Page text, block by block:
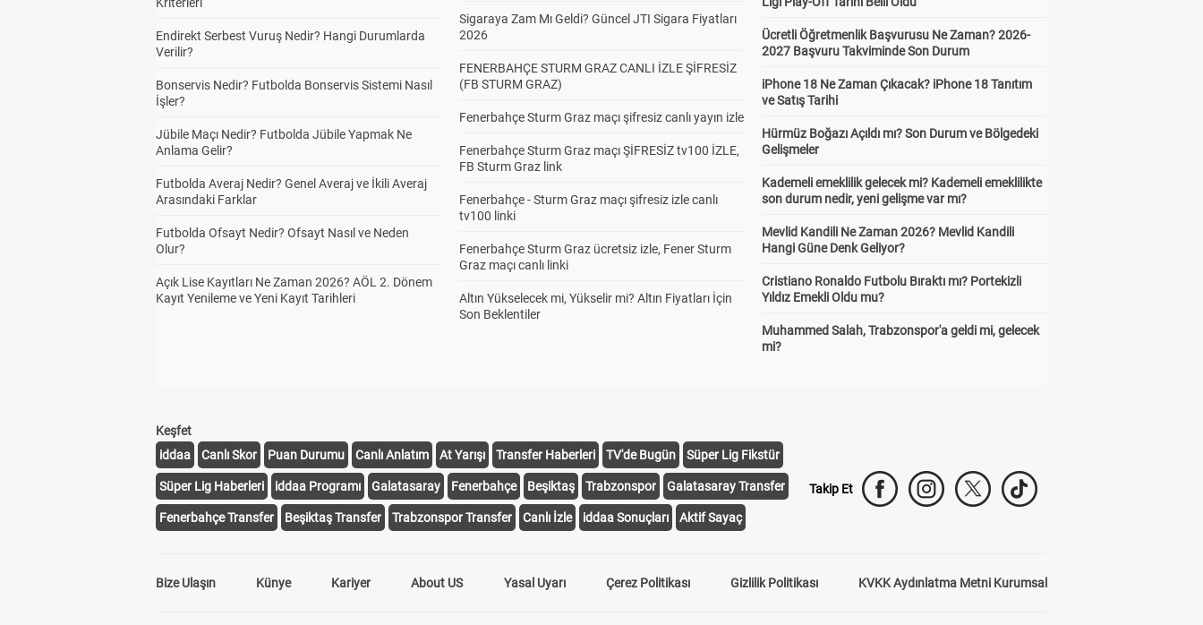
Endirekt Serbest Vuruş Nedir? Hangi Durumlarda
Verilir?
Bonservis Nedir? Futbolda Bonservis Sistemi Nasıl
İşler?
Jübile Maçı Nedir? Futbolda Jübile Yapmak Ne
Anlama Gelir?
Futbolda Averaj Nedir? Genel Averaj ve İkili Averaj
Arasındaki Farklar
Futbolda Ofsayt Nedir? Ofsayt Nasıl ve Neden
Olur?
Açık Lise Kayıtları Ne Zaman 2026? AÖL 2. Dönem
Kayıt Yenileme ve Yeni Kayıt Tarihleri
Sigaraya Zam Mı Geldi? Güncel JTI Sigara Fiyatları
2026
FENERBAHÇE STURM GRAZ CANLI İZLE ŞİFRESİZ
(FB STURM GRAZ)
Fenerbahçe Sturm Graz maçı şifresiz canlı yayın izle
Fenerbahçe Sturm Graz maçı ŞİFRESİZ tv100 İZLE,
FB Sturm Graz link
Fenerbahçe - Sturm Graz maçı şifresiz izle canlı
tv100 linki
Fenerbahçe Sturm Graz ücretsiz izle, Fener Sturm
Graz maçı canlı linki
Altın Yükselecek mi, Yükselir mi? Altın Fiyatları İçin
Son Beklentiler
Ücretli Öğretmenlik Başvurusu Ne Zaman? 2026-
2027 Başvuru Takviminde Son Durum
iPhone 18 Ne Zaman Çıkacak? iPhone 18 Tanıtım
ve Satış Tarihi
Hürmüz Boğazı Açıldı mı? Son Durum ve Bölgedeki
Gelişmeler
Kademeli emeklilik gelecek mi? Kademeli emeklilikte
son durum nedir, yeni gelişme var mı?
Mevlid Kandili Ne Zaman 2026? Mevlid Kandili
Hangi Güne Denk Geliyor?
Cristiano Ronaldo Futbolu Bıraktı mı? Portekizli
Yıldız Emekli Oldu mu?
Muhammed Salah, Trabzonspor'a geldi mi, gelecek
mi?
Keşfet
iddaa
Canlı Skor Puan Durumu Canlı Anlatım At Yarışı Transfer Haberleri TV'de Bugün Süper Lig Fikstür
Süper Lig Haberleri iddaa Programı Galatasaray Fenerbahçe Beşiktaş Trabzonspor Galatasaray Transfer
Fenerbahçe Transfer Beşiktaş Transfer Trabzonspor Transfer Canlı İzle iddaa Sonuçları Aktif Sayaç
Takip Et
Bize Ulaşın Künye Kariyer About US Yasal Uyarı Çerez Politikası Gizlilik Politikası KVKK Aydınlatma Metni Kurumsal